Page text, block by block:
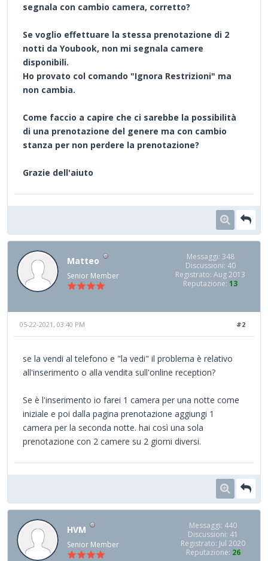
segnala con cambio camera, corretto?
Se voglio effettuare la stessa prenotazione di 2
notti da Youbook, non mi segnala camere
disponibili.
Ho provato col comando "Ignora Restrizioni" ma
non cambia.
Come faccio a capire che ci sarebbe la possibilità
di una prenotazione del genere ma con cambio
stanza per non perdere la prenotazione?
Grazie dell'aiuto
Matteo
Senior Member
Messaggi: 348
Discussioni: 40
Registrato: Aug 2013
Reputazione: 13
#2
05-22-2021, 03:40 PM
se la vendi al telefono e "la vedi" il problema è relativo
all'inserimento o alla vendita sull'online reception?
Se è l'inserimento io farei 1 camera per una notte come
iniziale e poi dalla pagina prenotazione aggiungi 1
camera per la seconda notte. hai così una sola
prenotazione con 2 camere su 2 giorni diversi.
HVM
Senior Member
Messaggi: 440
Discussioni: 41
Registrato: Jul 2020
Reputazione: 26